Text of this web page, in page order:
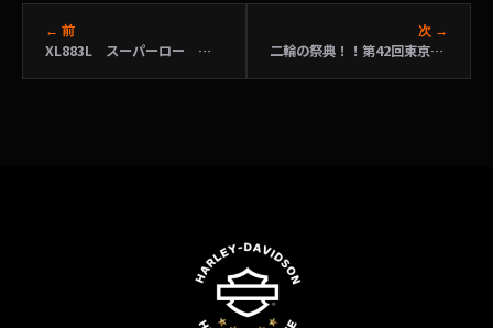
← 前
XL883L スーパーロー 鈴木様 ユーザーズボイス
次 →
二輪の祭典！！第42回東京モーターサイクルショー 東京ビッグサイトにて